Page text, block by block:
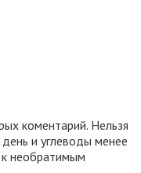
коментарий. Нельзя
и углеводы менее
необратимым